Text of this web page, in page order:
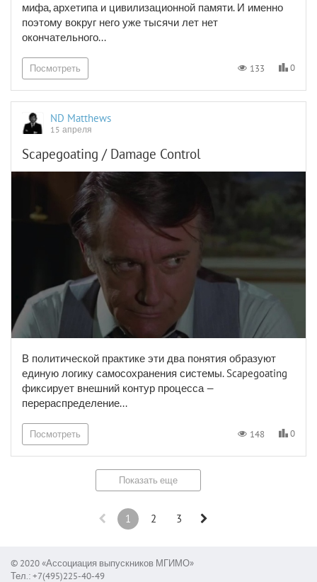
мифа, архетипа и цивилизационной памяти. И именно
поэтому вокруг него уже тысячи лет нет
окончательного...
Посмотреть 133 0
ND Matthews
15 апреля
Scapegoating / Damage Control
В политической практике эти два понятия образуют
единую логику самосохранения системы. Scapegoating
фиксирует внешний контур процесса —
перераспределение...
Посмотреть 148 0
Показать еще
1 2 3
© 2020 «Ассоциация выпускников МГИМО»
Тел.: +7(495)225-40-49